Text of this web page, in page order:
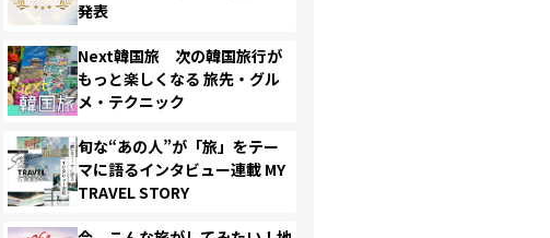
発表
Next韓国旅 次の韓国旅行が
もっと楽しくなる 旅先・グル
メ・テクニック
旬な“あの人”が「旅」をテー
マに語るインタビュー連載 MY
TRAVEL STORY